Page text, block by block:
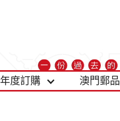
年度訂購 澳門郵品